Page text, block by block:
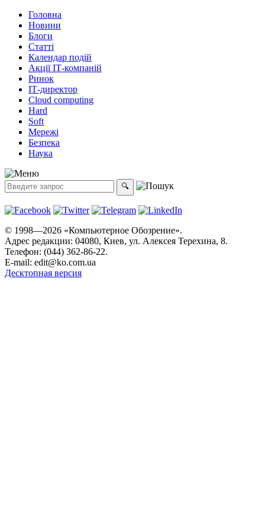
Головна
Новини
Блоги
Статті
Календар подій
Акції ІТ-компаній
Ринок
ІТ-директор
Cloud computing
Hard
Soft
Мережі
Безпека
Наука
© 1998—2026 «Компьютерное Обозрение».
Адрес редакции: 04080, Киев, ул. Алексея Терехина, 8.
Телефон: (044) 362-86-22.
E-mail: edit@ko.com.ua
Десктопная версия